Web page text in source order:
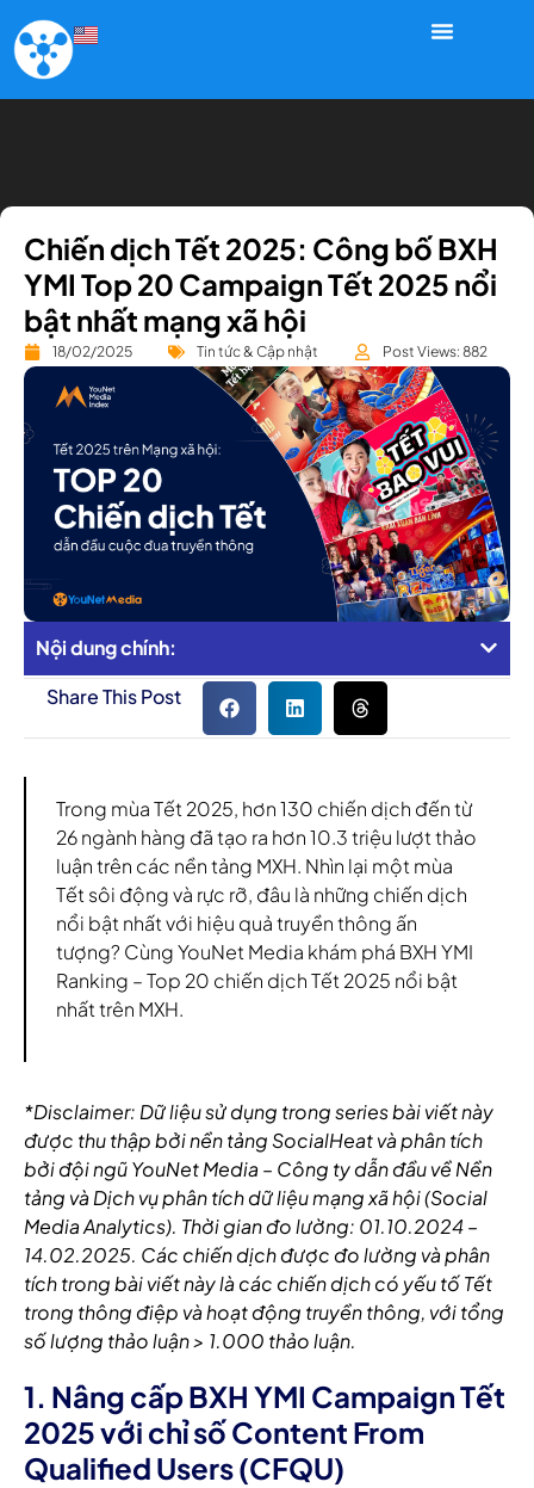
Chiến dịch Tết 2025: Công bố BXH
YMI Top 20 Campaign Tết 2025 nổi
bật nhất mạng xã hội
18/02/2025 Tin tức & Cập nhật Post Views: 882
Nội dung chính:
Share This Post
Trong mùa Tết 2025, hơn 130 chiến dịch đến từ
26 ngành hàng đã tạo ra hơn 10.3 triệu lượt thảo
luận trên các nền tảng MXH. Nhìn lại một mùa
Tết sôi động và rực rỡ, đâu là những chiến dịch
nổi bật nhất với hiệu quả truyền thông ấn
tượng? Cùng YouNet Media khám phá BXH YMI
Ranking – Top 20 chiến dịch Tết 2025 nổi bật
nhất trên MXH.
*Disclaimer: Dữ liệu sử dụng trong series bài viết này
được thu thập bởi nền tảng SocialHeat và phân tích
bởi đội ngũ YouNet Media – Công ty dẫn đầu về Nền
tảng và Dịch vụ phân tích dữ liệu mạng xã hội (Social
Media Analytics). Thời gian đo lường: 01.10.2024 –
14.02.2025. Các chiến dịch được đo lường và phân
tích trong bài viết này là các chiến dịch có yếu tố Tết
trong thông điệp và hoạt động truyền thông, với tổng
số lượng thảo luận > 1.000 thảo luận.
1. Nâng cấp BXH YMI Campaign Tết
2025 với chỉ số Content From
Qualified Users (CFQU)